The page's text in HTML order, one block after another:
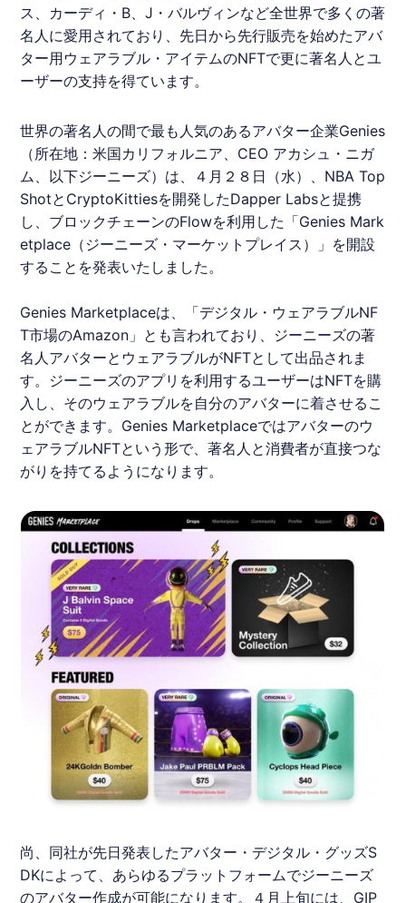
ス、カーディ・B、J・バルヴィンなど全世界で多くの著
名人に愛用されており、先日から先行販売を始めたアバ
ター用ウェアラブル・アイテムのNFTで更に著名人とユ
ーザーの支持を得ています。
世界の著名人の間で最も人気のあるアバター企業Genies
（所在地：米国カリフォルニア、CEO アカシュ・ニガ
ム、以下ジーニーズ）は、４月２８日（水）、NBA Top
ShotとCryptoKittiesを開発したDapper Labsと提携
し、ブロックチェーンのFlowを利用した「Genies Mark
etplace（ジーニーズ・マーケットプレイス）」を開設
することを発表いたしました。
Genies Marketplaceは、「デジタル・ウェアラブルNF
T市場のAmazon」とも言われており、ジーニーズの著
名人アバターとウェアラブルがNFTとして出品されま
す。ジーニーズのアプリを利用するユーザーはNFTを購
入し、そのウェアラブルを自分のアバターに着させるこ
とができます。 Genies Marketplaceではアバターのウ
ェアラブルNFTという形で、著名人と消費者が直接つな
がりを持てるようになります。
尚、同社が先日発表したアバター・デジタル・グッズS
DKによって、あらゆるプラットフォームでジーニーズ
のアバター作成が可能になります。４月上旬には、GIP